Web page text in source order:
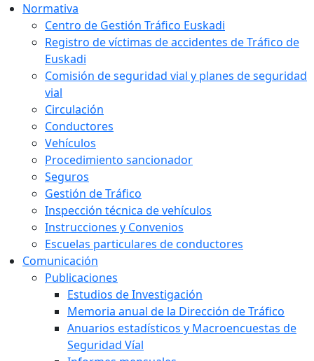
Normativa
Centro de Gestión Tráfico Euskadi
Registro de víctimas de accidentes de Tráfico de
Euskadi
Comisión de seguridad vial y planes de seguridad
vial
Circulación
Conductores
Vehículos
Procedimiento sancionador
Seguros
Gestión de Tráfico
Inspección técnica de vehículos
Instrucciones y Convenios
Escuelas particulares de conductores
Comunicación
Publicaciones
Estudios de Investigación
Memoria anual de la Dirección de Tráfico
Anuarios estadísticos y Macroencuestas de
Seguridad Víal